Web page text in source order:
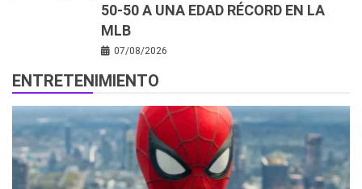
50-50 A UNA EDAD RÉCORD EN LA
MLB
07/08/2026
ENTRETENIMIENTO